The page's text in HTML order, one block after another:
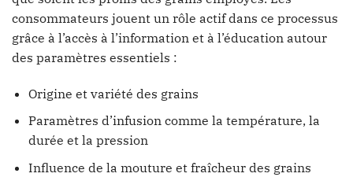
consommateurs jouent un rôle actif dans ce processus
grâce à l’accès à l’information et à l’éducation autour
des paramètres essentiels :
Origine et variété des grains
Paramètres d’infusion comme la température, la
durée et la pression
Influence de la mouture et fraîcheur des grains